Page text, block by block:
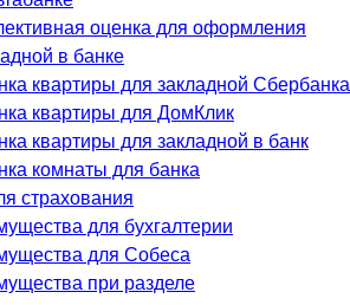
оценка для оформления
в банке
квартиры для закладной Сбербанка
квартиры для ДомКлик
квартиры для закладной в банк
комнаты для банка
страхования
для бухгалтерии
для Собеса
при разделе